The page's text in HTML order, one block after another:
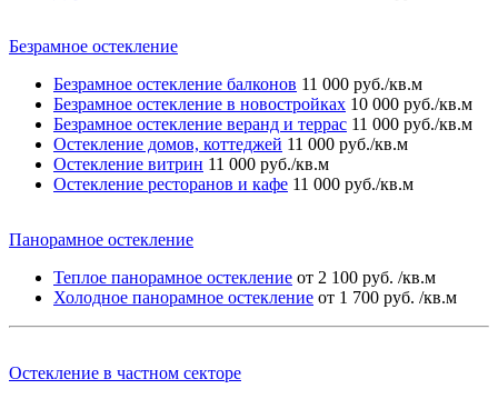
Безрамное остекление
Безрамное остекление балконов 11 000 руб./кв.м
Безрамное остекление в новостройках 10 000 руб./кв.м
Безрамное остекление веранд и террас 11 000 руб./кв.м
Остекление домов, коттеджей 11 000 руб./кв.м
Остекление витрин 11 000 руб./кв.м
Остекление ресторанов и кафе 11 000 руб./кв.м
Панорамное остекление
Теплое панорамное остекление от 2 100 руб. /кв.м
Холодное панорамное остекление от 1 700 руб. /кв.м
Остекление в частном секторе